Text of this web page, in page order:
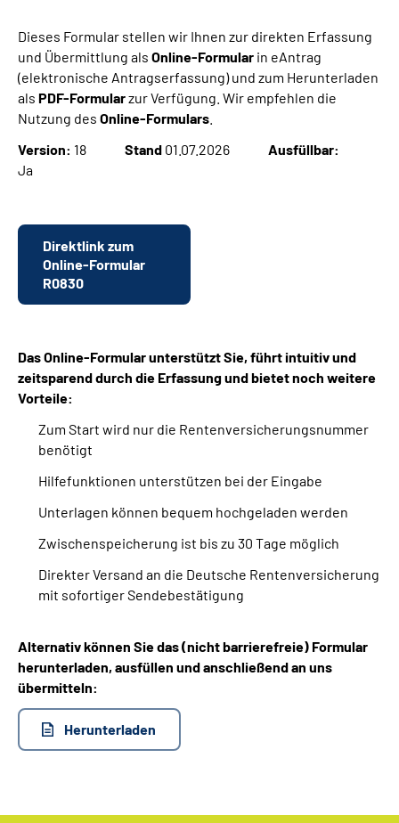
Suche
Language
Inhalte in Gebärdensprache (DGS)
Dieses Formular stellen wir Ihnen zur direkten Erfassung
und Übermittlung als Online-Formular in eAntrag
(elektronische Antragserfassung) und zum Herunterladen
als PDF-Formularzur Verfügung. Wir empfehlen die
Nutzung des Online-Formulars
Version: 18 Stand 01.07.2026
Ausfüllbar:
Ja
Direktlink zum
Online-Formular
R0830
Das Online-Formular unterstützt Sie, führt intuitiv und
zeitsparend durch die Erfassung und bietet noch weitere
Vorteile:
Zum Start wird nur die Rentenversicherungsnummer
benötigt
Hilfefunktionen unterstützen bei der Eingabe
Unterlagen können bequem hochgeladen werden
Zwischenspeicherung ist bis zu 30 Tage möglich
Direkter Versand an die Deutsche Rentenversicherung
mit sofortiger Sendebestätigung
Alternativ können Sie das (nicht barrierefreie) Formular
herunterladen, ausfüllen und anschließend an uns
übermitteln:
Herunterladen